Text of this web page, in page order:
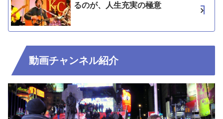
るのが、人生充実の極意
動画チャンネル紹介